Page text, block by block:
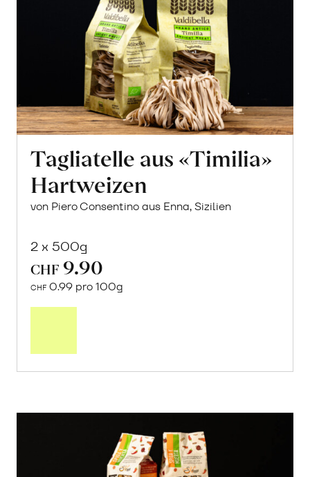
Tagliatelle aus «Timilia»
Hartweizen
von Piero Consentino aus Enna, Sizilien
2 x 500g
CHF 9.90
CHF 0.99 pro 100g